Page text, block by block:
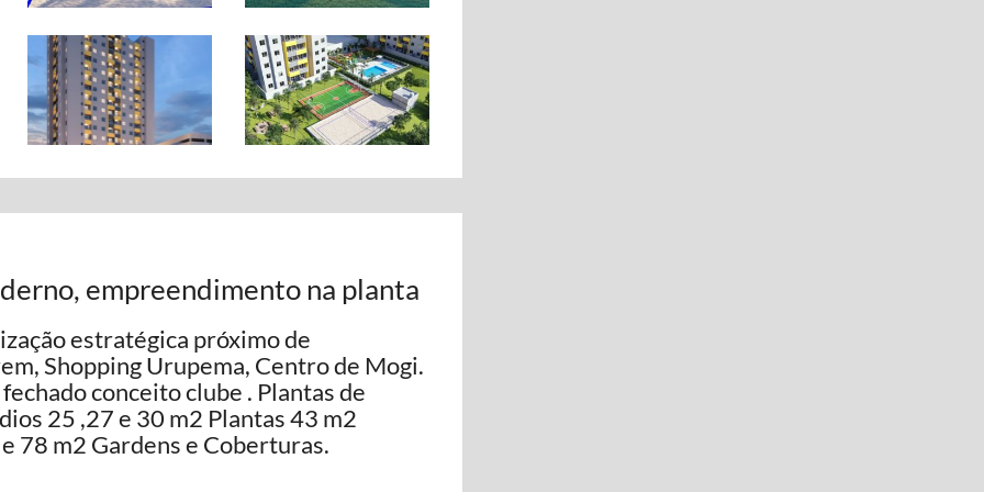
empreendimento na planta
estratégica próximo de
Shopping Urupema, Centro de Mogi.
conceito clube . Plantas de
25 ,27 e 30 m2 Plantas 43 m2
78 m2 Gardens e Coberturas.